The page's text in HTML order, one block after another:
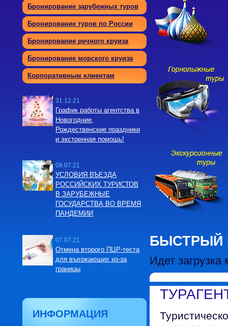
Бронирование зарубежных туров
Бронирование туров по России
Бронирование речного круиза
Бронирование морского круиза
Корпоративным клиентам
31.12.21
График работы агентства в
Новогодние,
Рождественские праздники
и экстренная помощь!
09.07.21
УСЛОВИЯ ВЪЕЗДА
РОССИЙСКИХ ТУРИСТОВ
В ЗАРУБЕЖНЫЕ
ГОСУДАРСТВА ВО ВРЕМЯ
ПАНДЕМИИ
07.07.21
Отмена второго ПЦР-теста
для въезжающих из-за
границы
ИНФОРМАЦИЯ
БЫСТРЫЙ
Идет